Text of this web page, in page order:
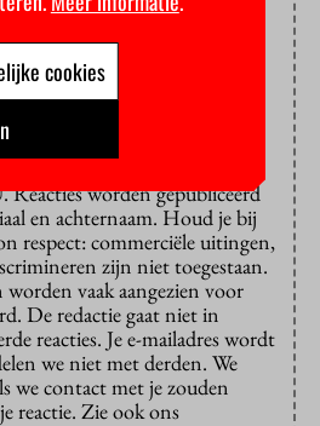
studenten
een e-mailadres dat is
Reacties worden gepubliceerd
en achternaam. Houd je bij
respect: commerciële uitingen,
zijn niet toegestaan.
worden vaak aangezien voor
De redactie gaat niet in
reacties. Je e-mailadres wordt
we niet met derden. We
we contact met je zouden
reactie. Zie ook ons
cookies